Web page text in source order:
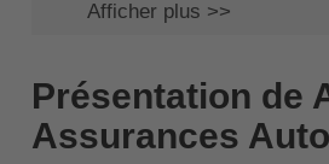
Afficher plus >>
Présentation de
Assurances Auto